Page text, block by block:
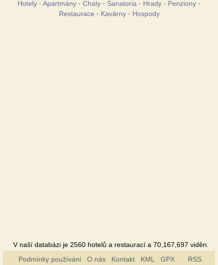
Hotely · Apartmány · Chaty · Sanatoria · Hrady · Penziony ·
Restaurace · Kavárny· Hospody
V naší databázi je 2560 hotelů a restaurací a 70,167,697 viděn.
Podmínky používání
O nás Kontakt KML GPX RSS